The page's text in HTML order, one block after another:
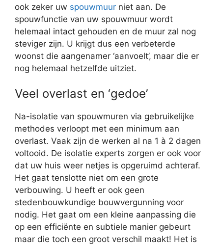
ook zeker uw spouwmuur niet aan. De
spouwfunctie van uw spouwmuur wordt
helemaal intact gehouden en de muur zal nog
steviger zijn. U krijgt dus een verbeterde
woonst die aangenamer ‘aanvoelt’, maar die er
nog helemaal hetzelfde uitziet.
Veel overlast en ‘gedoe’
Na-isolatie van spouwmuren via gebruikelijke
methodes verloopt met een minimum aan
overlast. Vaak zijn de werken al na 1 à 2 dagen
voltooid. De isolatie experts zorgen er ook voor
dat uw huis weer netjes is opgeruimd achteraf.
Het gaat tenslotte niet om een grote
verbouwing. U heeft er ook geen
stedenbouwkundige bouwvergunning voor
nodig. Het gaat om een kleine aanpassing die
op een efficiënte en subtiele manier gebeurt
maar die toch een groot verschil maakt! Het is